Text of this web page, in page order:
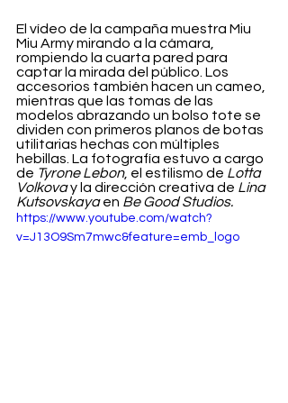
El vídeo de la campaña muestra Miu
Miu Army mirando a la cámara,
rompiendo la cuarta pared para
captar la mirada del público. Los
accesorios también hacen un cameo,
mientras que las tomas de las
modelos abrazando un bolso tote se
dividen con primeros planos de botas
utilitarias hechas con múltiples
hebillas. La fotografía estuvo a cargo
de Tyrone Lebon, el estilismo de Lotta
Volkova y la dirección creativa de Lina
Kutsovskaya en Be Good Studios.
https://www.youtube.com/watch?
v=J13O9Sm7mwc&feature=emb_logo